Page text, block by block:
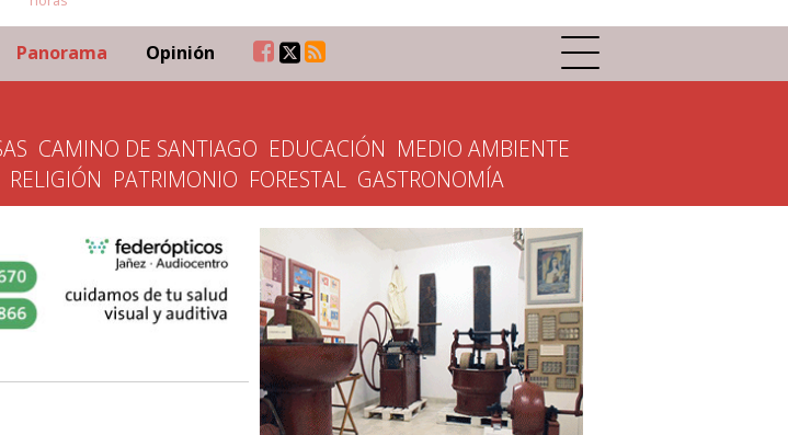
Panorama Opinión
CAMINO DE SANTIAGO EDUCACIÓN MEDIO AMBIENTE
RELIGIÓN PATRIMONIO FORESTAL GASTRONOMÍA